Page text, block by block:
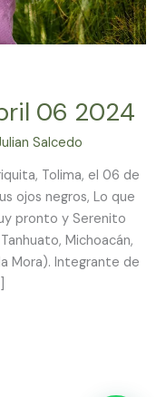
06 2024
Salcedo
Tolima, el 06 de
ojos negros, Lo que
pronto y Serenito
Michoacán,
Mora). Integrante de